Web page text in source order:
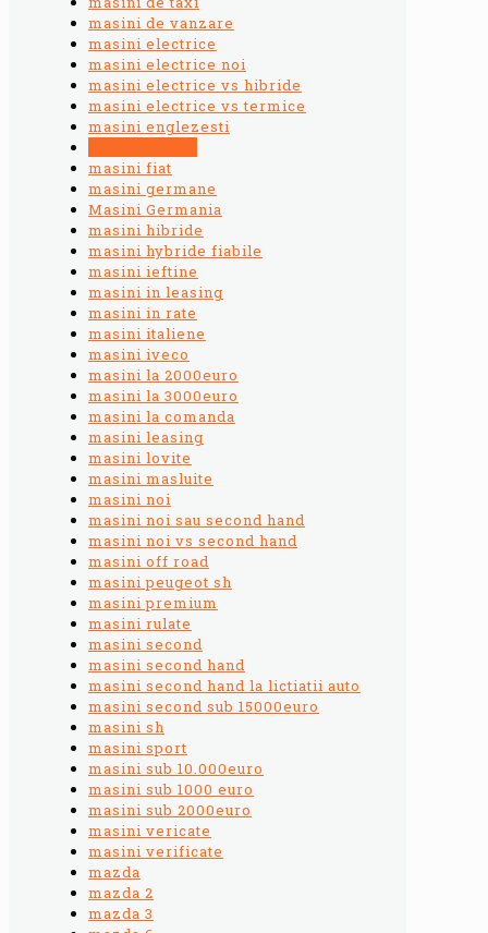
masini de vanzare
masini electrice
masini electrice noi
masini electrice vs hibride
masini electrice vs termice
masini englezesti
masini fiat
masini germane
Masini Germania
masini hibride
masini hybride fiabile
masini ieftine
masini in leasing
masini in rate
masini italiene
masini iveco
masini la 2000euro
masini la 3000euro
masini la comanda
masini leasing
masini lovite
masini masluite
masini noi
masini noi sau second hand
masini noi vs second hand
masini off road
masini peugeot sh
masini premium
masini rulate
masini second
masini second hand
masini second hand la lictiatii auto
masini second sub 15000euro
masini sh
masini sport
masini sub 10.000euro
masini sub 1000 euro
masini sub 2000euro
masini vericate
masini verificate
mazda
mazda 2
mazda 3